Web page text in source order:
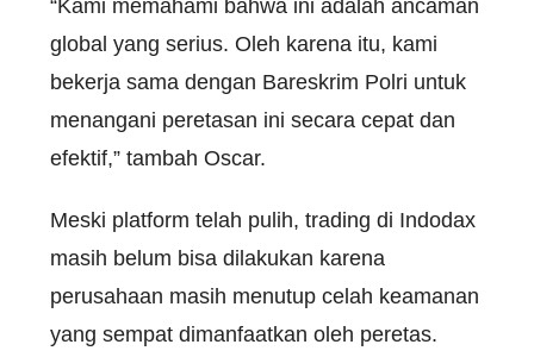
“Kami memahami bahwa ini adalah ancaman
global yang serius. Oleh karena itu, kami
bekerja sama dengan Bareskrim Polri untuk
menangani peretasan ini secara cepat dan
efektif,” tambah Oscar.
Meski platform telah pulih, trading di Indodax
masih belum bisa dilakukan karena
perusahaan masih menutup celah keamanan
yang sempat dimanfaatkan oleh peretas.